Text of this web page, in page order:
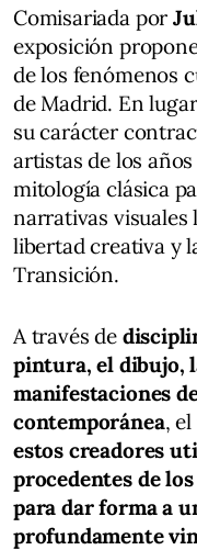
Comisariada por
exposición
de los fenómenos
de Madrid. En
su carácter
artistas de los
mitología clásica
narrativas visuales
libertad creativa y
Transición.
A través de
pintura, el dibujo,
manifestaciones
contemporánea,
estos creadores
procedentes de
para dar forma a
profundamente